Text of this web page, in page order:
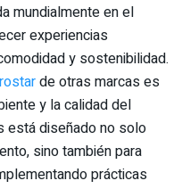
mundialmente en el
experiencias
y sostenibilidad.
de otras marcas es
y la calidad del
está diseñado no solo
sino también para
prácticas